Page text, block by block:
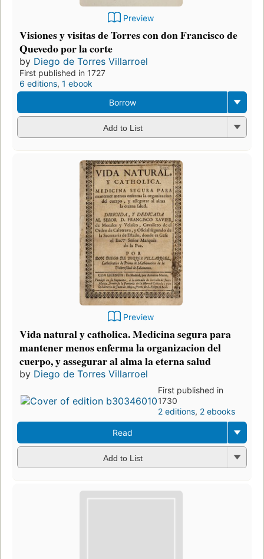
Preview
Visiones y visitas de Torres con don Francisco de
Quevedo por la corte
by Diego de Torres Villarroel
First published in 1727
6 editions, 1 ebook
Borrow
Add to List
Preview
Vida natural y catholica. Medicina segura para
mantener menos enferma la organizacion del
cuerpo, y assegurar al alma la eterna salud
by Diego de Torres Villarroel
First published in
1730
2 editions, 2 ebooks
Read
Add to List